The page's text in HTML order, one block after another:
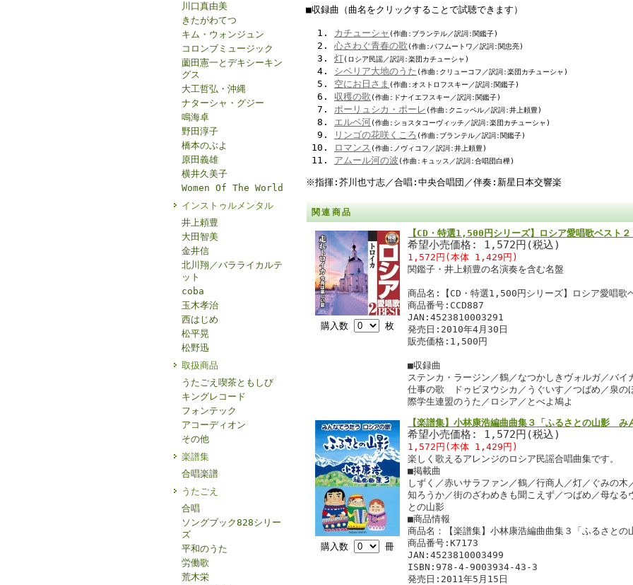
川口真由美
きたがわてつ
キム・ウォンジュン
コロンブミュージック
薗田憲一とデキシーキン
グス
大工哲弘・沖縄
ナターシャ・グジー
鳴海卓
野田淳子
橋本のぶよ
原田義雄
横井久美子
Women Of The World
インストゥルメンタル
井上頼豊
大田智美
金井信
北川翔／バラライカルテ
ット
coba
玉木孝治
西はじめ
松平晃
松野迅
取扱商品
うたごえ喫茶ともしび
キングレコード
フォンテック
アコーディオン
その他
楽譜集
合唱楽譜
うたごえ
合唱
ソングブック828シリー
ズ
平和のうた
労働歌
荒木栄
■収録曲 （曲名をクリックすることで試聴できます）
カチューシャ (作曲:ブランテル／訳詞:関鑑子)
心さわぐ青春の歌 (作曲:パフムートワ／訳詞:関忠亮)
灯(ロシア民謡／訳詞:楽団カチューシャ)
シベリア大地のうた (作曲:クリューコフ／訳詞:楽団カチューシャ)
空にお日さま (作曲:オストロフスキー／訳詞:関鑑子)
収穫の歌 (作曲:ドナイエフスキー／訳詞:関鑑子)
ポーリュシカ・ポーレ (作曲:クニッペル／訳詞:井上頼豊)
エルベ河(作曲:ショスタコーヴィッチ／訳詞:楽団カチューシャ)
リンゴの花咲くころ (作曲:ブランテル／訳詞:関鑑子)
ロマンス (作曲:ノヴィコフ／訳詞:井上頼豊)
アムール河の波 (作曲:キュッス／訳詞:合唱団白樺)
※指揮:芥川也寸志／合唱:中央合唱団／伴奏:新星日本交響楽
関連商品
購入数 枚
【CD・特選1,500円シリーズ】ロシア愛唱歌ベスト
希望小売価格: 1,572円(税込)
1,572円(本体 1,429円)
関鑑子・井上頼豊の名演奏を含む名盤
商品名:【CD・特選1,500円シリーズ】ロシア愛唱歌
商品番号:CCD887
JAN:4523810003291
発売日:2010年4月30日
販売価格:1,500円
■収録曲
ステンカ・ラージン／鶴／なつかしきヴォルガ／バ
仕事の歌 ドゥビヌウシカ／うぐいす／つばめ／泉の
際学生連盟のうた／ロシア／とべよ鳩よ
購入数 冊
【楽譜集】小林康浩編曲曲集３「ふるさとの山影 み
希望小売価格: 1,572円(税込)
1,572円(本体 1,429円)
楽しく歌えるアレンジのロシア民謡合唱曲集です。
■掲載曲
しずく／赤いサラファン／鶴／行商人／灯／ぐみの
知ろうか／街のざわめきも聞こえず／つばめ／母なる
との山影
■商品情報
商品名：【楽譜集】小林康浩編曲曲集３「ふるさとの
商品番号:K7173
JAN:4523810003499
ISBN:978-4-9003934-43-3
発売日:2011年5月15日